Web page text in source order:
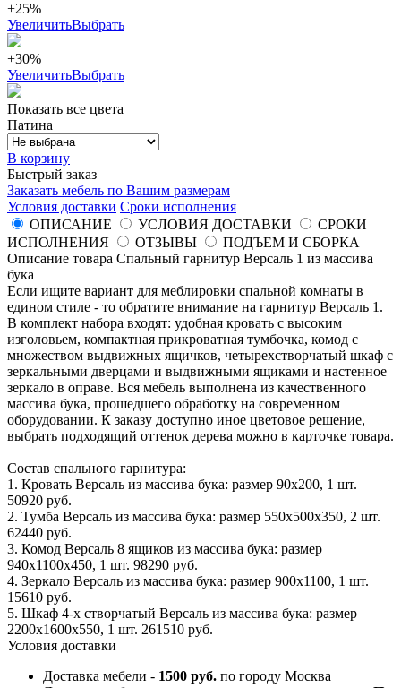
+25%
УвеличитьВыбрать
+30%
УвеличитьВыбрать
Показать все цвета
Патина
В корзину
Быстрый заказ
Заказать мебель по Вашим размерам
Условия доставки Сроки исполнения
ОПИСАНИЕ
УСЛОВИЯ ДОСТАВКИ
СРОКИ
ИСПОЛНЕНИЯ
ОТЗЫВЫ
ПОДЪЕМ И СБОРКА
Описание товара Спальный гарнитур Версаль 1 из массива
бука
Если ищите вариант для меблировки спальной комнаты в
едином стиле - то обратите внимание на гарнитур Версаль 1.
В комплект набора входят: удобная кровать с высоким
изголовьем, компактная прикроватная тумбочка, комод с
множеством выдвижных ящичков, четырехстворчатый шкаф с
зеркальными дверцами и выдвижными ящиками и настенное
зеркало в оправе. Вся мебель выполнена из качественного
массива бука, прошедшего обработку на современном
оборудовании. К заказу доступно иное цветовое решение,
выбрать подходящий оттенок дерева можно в карточке товара.
Состав спального гарнитура:
1. Кровать Версаль из массива бука: размер 90x200, 1 шт.
50920 руб.
2. Тумба Версаль из массива бука: размер 550x500x350, 2 шт.
62440 руб.
3. Комод Версаль 8 ящиков из массива бука: размер
940x1100x450, 1 шт. 98290 руб.
4. Зеркало Версаль из массива бука: размер 900x1100, 1 шт.
15610 руб.
5. Шкаф 4-х створчатый Версаль из массива бука: размер
2200x1600x550, 1 шт. 261510 руб.
Условия доставки
Доставка мебели - 1500 руб. по городу Москва